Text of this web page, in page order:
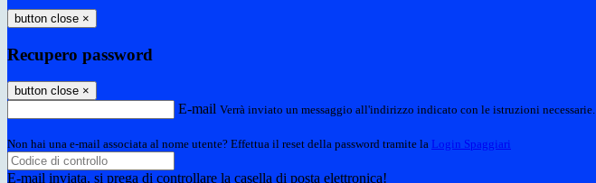
button close ×
Recupero password
button close ×
E-mail Verrà inviato un messaggio all'indirizzo indicato con le istruzioni necessarie.
Non hai una e-mail associata al nome utente? Effettua il reset della password tramite la Login Spaggiari
E-mail inviata, si prega di controllare la casella di posta elettronica!